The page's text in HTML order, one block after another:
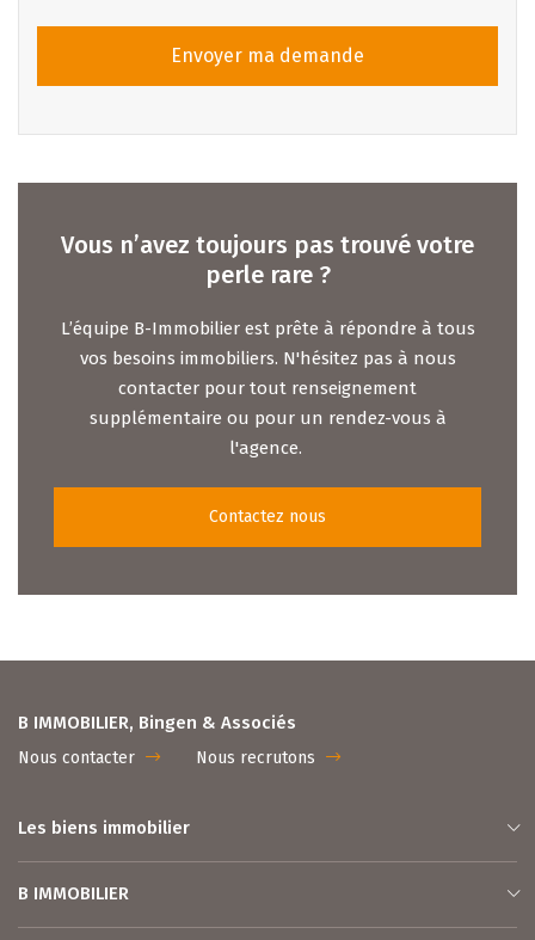
Envoyer ma demande
Vous n’avez toujours pas trouvé votre
perle rare ?
L’équipe B-Immobilier est prête à répondre à tous
vos besoins immobiliers. N'hésitez pas à nous
contacter pour tout renseignement
supplémentaire ou pour un rendez-vous à
l'agence.
Contactez nous
B IMMOBILIER, Bingen & Associés
Nous contacter Nous recrutons
Les biens immobilier
B IMMOBILIER